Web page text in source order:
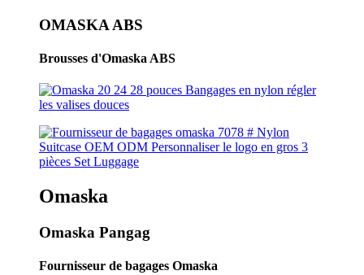
OMASKA ABS
Brousses d'Omaska ​​ABS
Omaska
Omaska ​​Pangag
Fournisseur de bagages Omaska